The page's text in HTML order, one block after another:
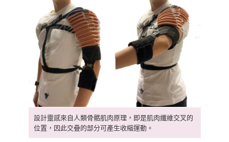
設計靈感來自人類骨骼肌肉原理，即是肌肉纖維交叉的
位置，因此交疊的部分可產生收縮運動。